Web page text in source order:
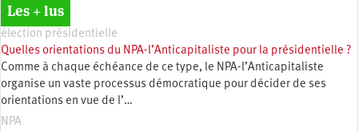
Les + lus
élection présidentielle
Quelles orientations du NPA-l’Anticapitaliste pour la présidentielle ?
Comme à chaque échéance de ce type, le NPA-l’Anticapitaliste
organise un vaste processus démocratique pour décider de ses
orientations en vue de l’…
NPA